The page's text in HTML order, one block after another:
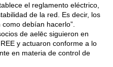
el reglamento eléctrico,
de la red. Es decir, los
debían hacerlo”.
de aelēc siguieron en
y actuaron conforme a lo
en materia de control de